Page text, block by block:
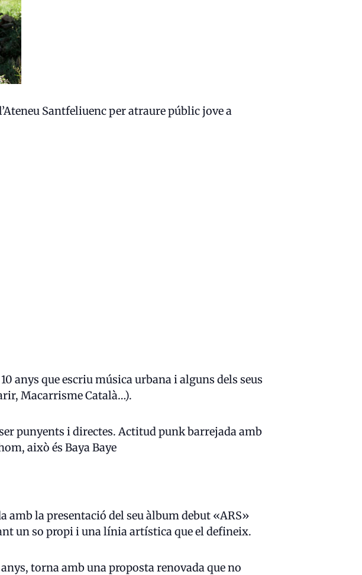
Santfeliuenc per atraure públic jove a
anys que escriu música urbana i alguns dels seus
Macarrisme Català…).
punyents i directes. Actitud punk barrejada amb
això és Baya Baye
amb la presentació del seu àlbum debut «ARS»
un so propi i una línia artística que el defineix.
torna amb una proposta renovada que no